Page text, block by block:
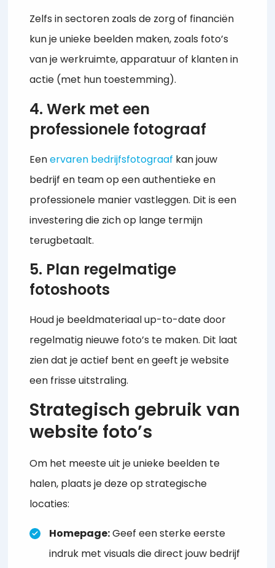
Zelfs in sectoren zoals de zorg of financiën
kun je unieke beelden maken, zoals foto’s
van je werkruimte, apparatuur of klanten in
actie (met hun toestemming).
4. Werk met een
professionele fotograaf
Eenervaren bedrijfsfotograaf kan jouw
bedrijf en team op een authentieke en
professionele manier vastleggen. Dit is een
investering die zich op lange termijn
terugbetaalt.
5. Plan regelmatige
fotoshoots
Houd je beeldmateriaal up-to-date door
regelmatig nieuwe foto’s te maken. Dit laat
zien dat je actief bent en geeft je website
een frisse uitstraling.
Strategisch gebruik van
website foto’s
Om het meeste uit je unieke beelden te
halen, plaats je deze op strategische
locaties:
Homepage:Geef een sterke eerste
indruk met visuals die direct jouw bedrijf